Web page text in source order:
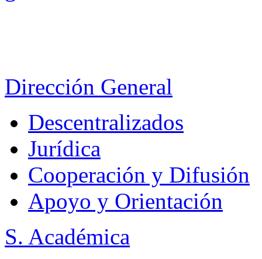
Dirección General
Descentralizados
Jurídica
Cooperación y Difusión
Apoyo y Orientación
S. Académica